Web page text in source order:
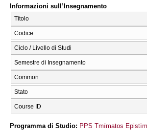
Informazioni sull’Insegnamento
Titolo
Codice
Ciclo / Livello di Studi
Semestre di Insegnamento
Common
Stato
Course ID
Programma di Studio: PPS Tmīmatos